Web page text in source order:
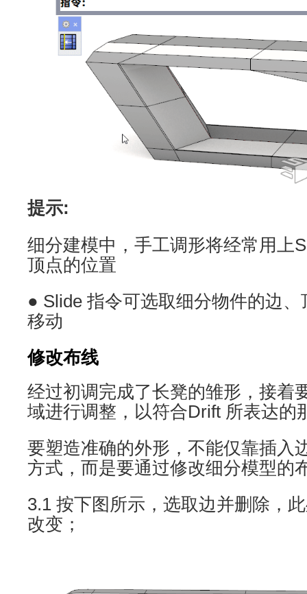
提示:
细分建模中，手工调形将经常用上
顶点的位置
● Slide 指令可选取细分物件的边
移动
修改布线
经过初调完成了长凳的雏形，接着
域进行调整，以符合Drift 所表达的
要塑造准确的外形，不能仅靠插入
方式，而是要通过修改细分模型的
3.1 按下图所示，选取边并删除，
改变；